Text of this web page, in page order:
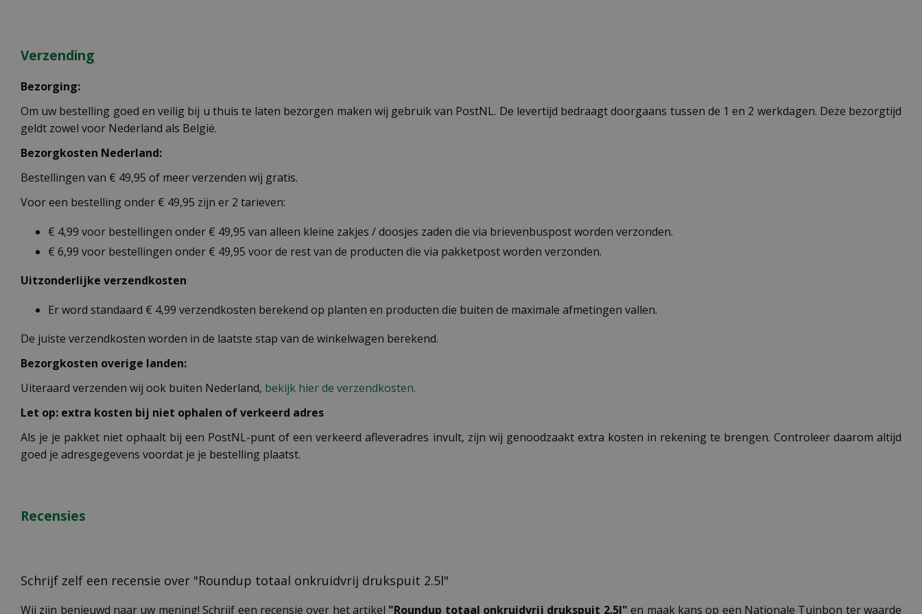
Verzending
Bezorging:
Om uw bestelling goed en veilig bij u thuis te laten bezorgen maken wij gebruik van PostNL. De levertijd bedraagt doorgaans tussen de 1 en 2 werkdagen. Deze bezorgtijd
geldt zowel voor Nederland als België.
Bezorgkosten Nederland:
Bestellingen van € 49,95 of meer verzenden wij gratis.
Voor een bestelling onder € 49,95 zijn er 2 tarieven:
€ 4,99 voor bestellingen onder € 49,95 van alleen kleine zakjes / doosjes zaden die via brievenbuspost worden verzonden.
€ 6,99 voor bestellingen onder € 49,95 voor de rest van de producten die via pakketpost worden verzonden.
Uitzonderlijke verzendkosten
Er word standaard € 4,99 verzendkosten berekend op planten en producten die buiten de maximale afmetingen vallen.
De juiste verzendkosten worden in de laatste stap van de winkelwagen berekend.
Bezorgkosten overige landen:
Uiteraard verzenden wij ook buiten Nederland, bekijk hier de verzendkosten.
Let op: extra kosten bij niet ophalen of verkeerd adres
Als je je pakket niet ophaalt bij een PostNL-punt of een verkeerd afleveradres invult, zijn wij genoodzaakt extra kosten in rekening te brengen. Controleer daarom altijd
goed je adresgegevens voordat je je bestelling plaatst.
Recensies
Schrijf zelf een recensie over "Roundup totaal onkruidvrij drukspuit 2.5l"
Wij zijn benieuwd naar uw mening! Schrijf een recensie over het artikel "Roundup totaal onkruidvrij drukspuit 2.5l" en maak kans op een Nationale Tuinbon ter waarde